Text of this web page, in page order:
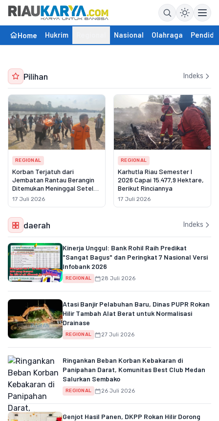
Home Hukrim Nasional Olahraga
Pilihan Indeks
REGIONAL
Korban Terjatuh dari
Jembatan Rantau Berangin
Ditemukan Meninggal Setelah
Tiga Hari Pencarian
17 Juli 2026
REGIONAL
Karhutla Riau Semester I
2026 Capai 15.477,9 Hektare,
Berikut Rinciannya
17 Juli 2026
daerah Indeks
Kinerja Unggul: Bank Rohil Raih Predikat
"Sangat Bagus" dan Peringkat 7 Nasional Versi
Infobank 2026
REGIONAL 28 Juli 2026
Atasi Banjir Pelabuhan Baru, Dinas PUPR Rokan
Hilir Tambah Alat Berat untuk Normalisasi
Drainase
REGIONAL 27 Juli 2026
Ringankan Beban Korban Kebakaran di
Panipahan Darat, Komunitas Best Club Medan
Salurkan Sembako
REGIONAL 26 Juli 2026
Genjot Hasil Panen, DKPP Rokan Hilir Dorong